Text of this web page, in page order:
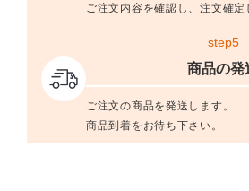
ご注文内容を確認し、注文確定
step5
商品の発
ご注文の商品を発送します。
商品到着をお待ち下さい。